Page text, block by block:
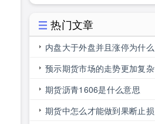
热门文章
内盘大于外盘并且涨停为什么
预示期货市场的走势更加复杂
期货沥青1606是什么意思
期货中怎么才能做到果断止损